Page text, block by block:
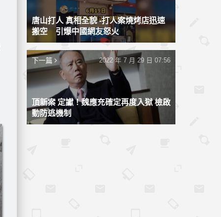
唐山打人 真相全貌 -打人案燒烤店迅速
搬空 引爆中國網友怒火
下一篇
頂新案 定讞！魏應充確定再度入獄 檢啟
動防逃機制
2022 年 7 月 29 日 07:56